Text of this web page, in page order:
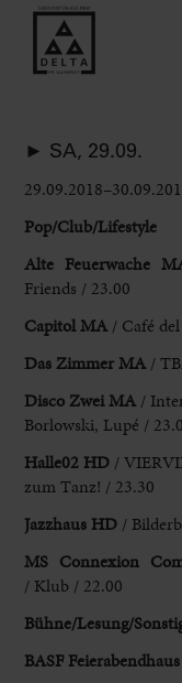
► SA, 29.09.
Pop/Club/Lifestyle
Alte Feuerwache
Friends / 23.00
Capitol MA / Café
Das Zimmer MA /
Disco Zwei MA /
Borlowski, Lupé /
Halle02 HD /
zum Tanz! / 23.30
Jazzhaus HD /
MS Connexion
/ Klub / 22.00
Bühne/Lesung/
BASF Feierabendhaus